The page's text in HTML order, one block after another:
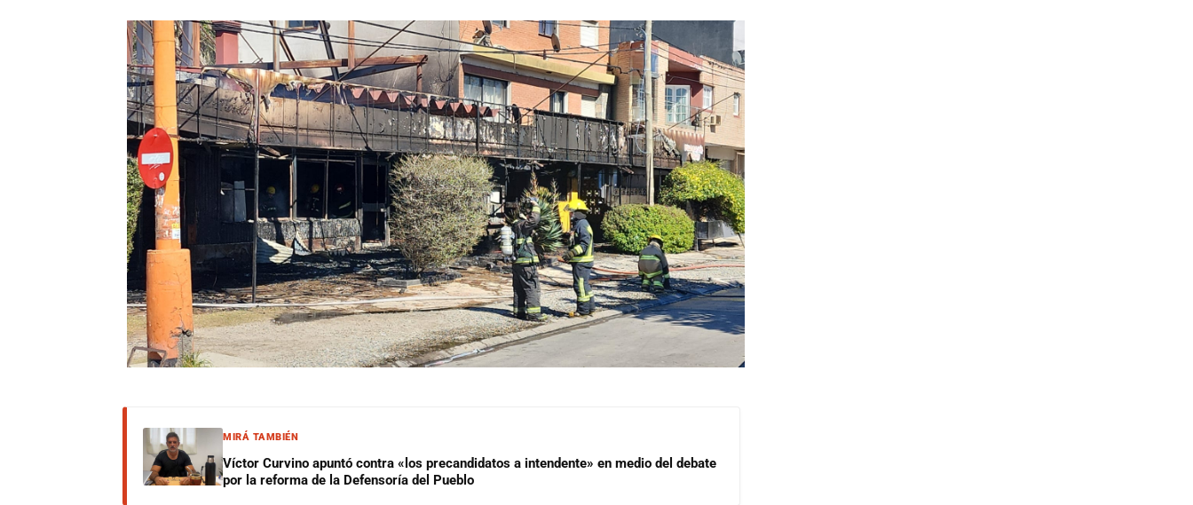
MIRÁ TAMBIÉN
Víctor Curvino apuntó contra «los precandidatos a intendente» en medio del debate
por la reforma de la Defensoría del Pueblo